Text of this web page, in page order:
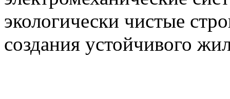
экологически чистые
создания устойчивого